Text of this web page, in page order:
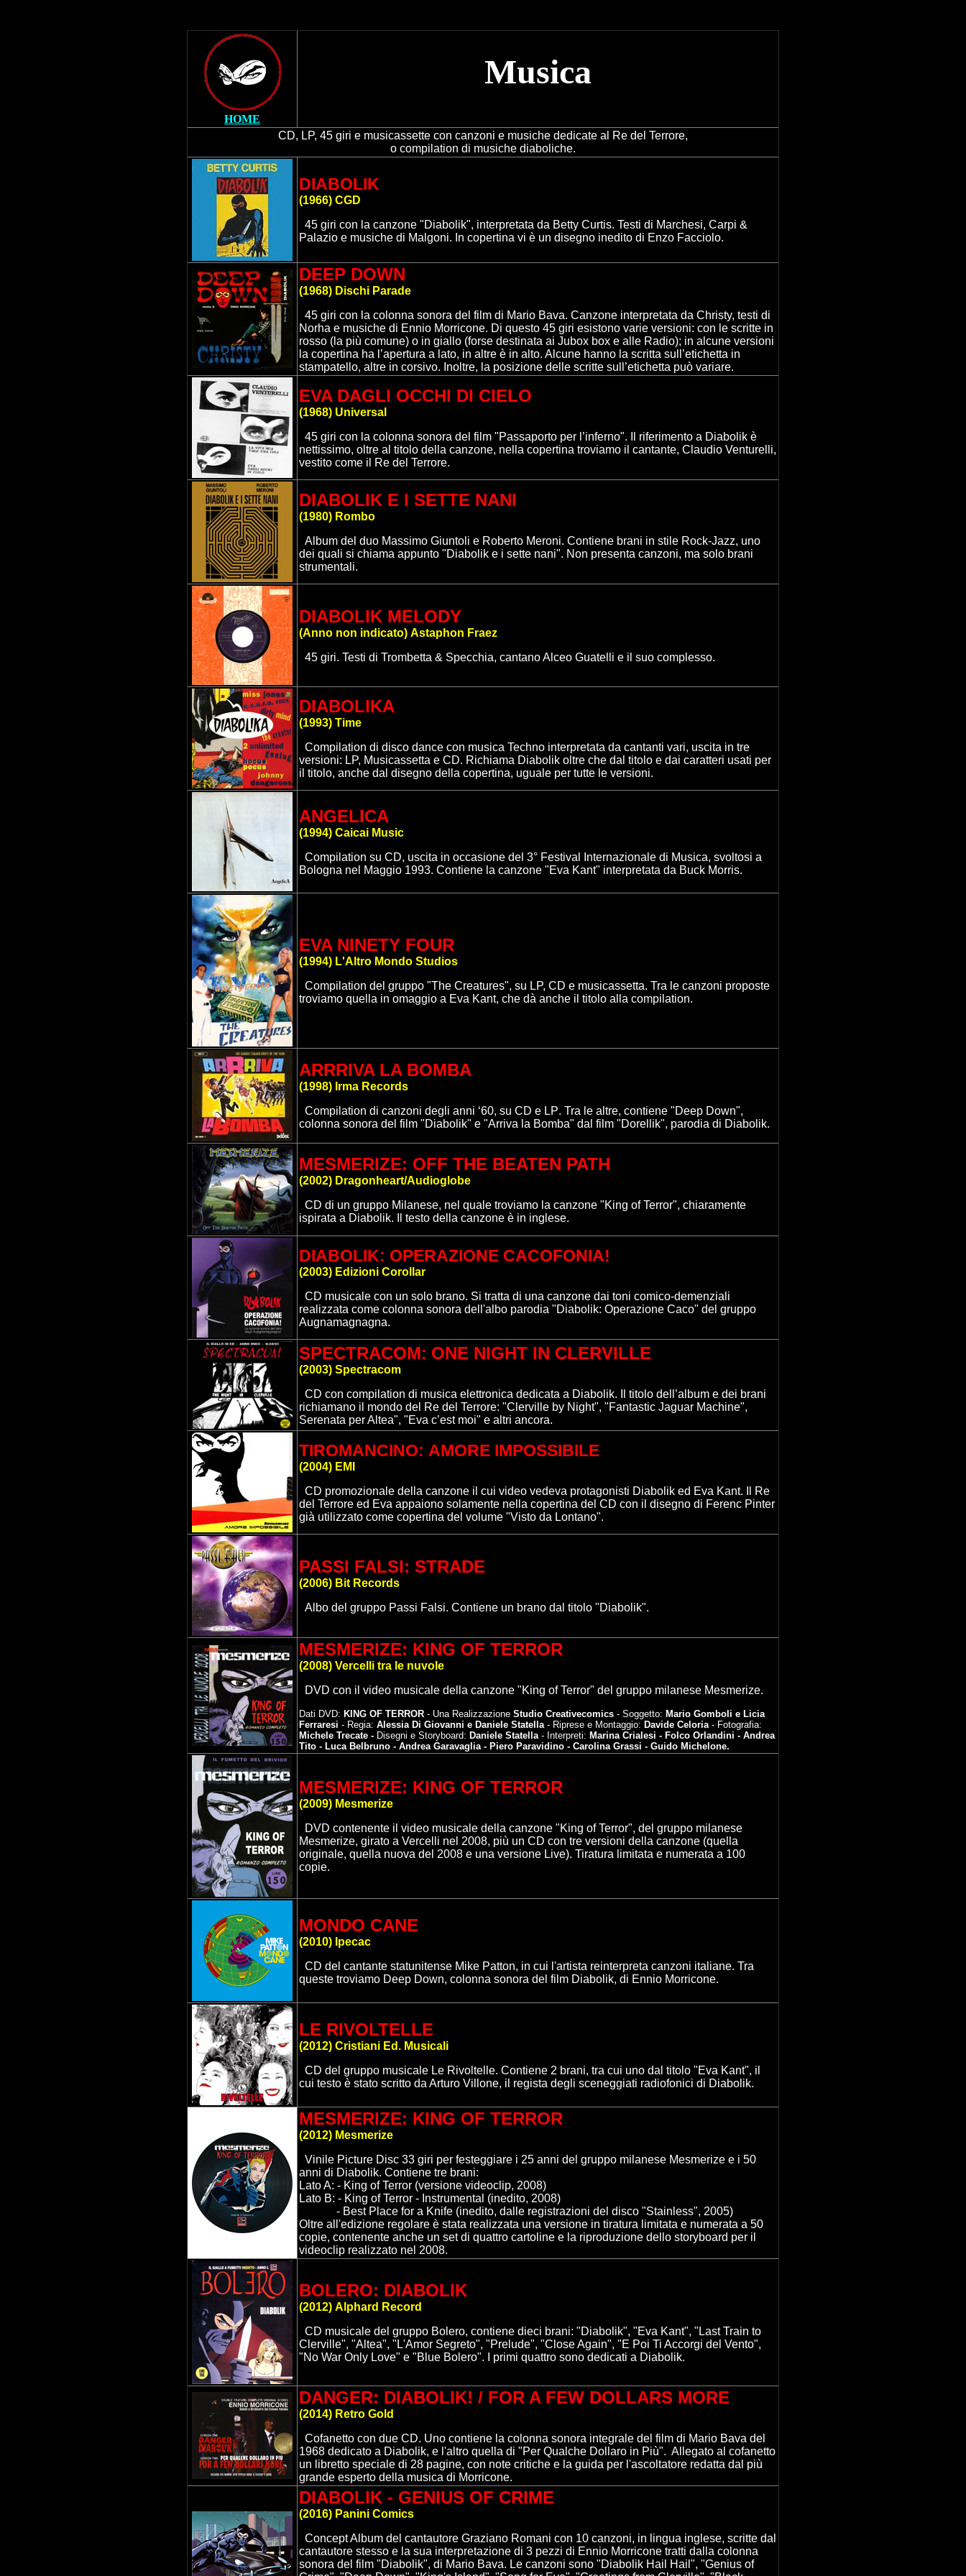
HOME
Musica
CD, LP, 45 giri e musicassette con canzoni e musiche dedicate al Re del Terrore,
o compilation di musiche diaboliche.
DIABOLIK
(1966) CGD
45 giri con la canzone "Diabolik", interpretata da Betty Curtis. Testi di Marchesi, Carpi &
Palazio e musiche di Malgoni. In copertina vi è un disegno inedito di Enzo Facciolo.
DEEP DOWN
(1968) Dischi Parade
45 giri con la colonna sonora del film di Mario Bava. Canzone interpretata da Christy, testi di
Norha e musiche di Ennio Morricone. Di questo 45 giri esistono varie versioni: con le scritte in
rosso (la più comune) o in giallo (forse destinata ai Jubox box e alle Radio); in alcune versioni
la copertina ha l’apertura a lato, in altre è in alto. Alcune hanno la scritta sull’etichetta in
stampatello, altre in corsivo. Inoltre, la posizione delle scritte sull’etichetta può variare.
EVA DAGLI OCCHI DI CIELO
(1968) Universal
45 giri con la colonna sonora del film "Passaporto per l’inferno". Il riferimento a Diabolik è
nettissimo, oltre al titolo della canzone, nella copertina troviamo il cantante, Claudio Venturelli,
vestito come il Re del Terrore.
DIABOLIK E I SETTE NANI
(1980) Rombo
Album del duo Massimo Giuntoli e Roberto Meroni. Contiene brani in stile Rock-Jazz, uno
dei quali si chiama appunto "Diabolik e i sette nani". Non presenta canzoni, ma solo brani
strumentali.
DIABOLIK MELODY
(Anno non indicato) Astaphon Fraez
45 giri. Testi di Trombetta & Specchia, cantano Alceo Guatelli e il suo complesso.
DIABOLIKA
(1993) Time
Compilation di disco dance con musica Techno interpretata da cantanti vari, uscita in tre
versioni: LP, Musicassetta e CD. Richiama Diabolik oltre che dal titolo e dai caratteri usati per
il titolo, anche dal disegno della copertina, uguale per tutte le versioni.
ANGELICA
(1994) Caicai Music
Compilation su CD, uscita in occasione del 3° Festival Internazionale di Musica, svoltosi a
Bologna nel Maggio 1993. Contiene la canzone "Eva Kant" interpretata da Buck Morris.
EVA NINETY FOUR
(1994) L'Altro Mondo Studios
Compilation del gruppo "The Creatures", su LP, CD e musicassetta. Tra le canzoni proposte
troviamo quella in omaggio a Eva Kant, che dà anche il titolo alla compilation.
ARRRIVA LA BOMBA
(1998) Irma Records
Compilation di canzoni degli anni ‘60, su CD e LP. Tra le altre, contiene "Deep Down",
colonna sonora del film "Diabolik" e "Arriva la Bomba" dal film "Dorellik", parodia di Diabolik.
MESMERIZE: OFF THE BEATEN PATH
(2002) Dragonheart/Audioglobe
CD di un gruppo Milanese, nel quale troviamo la canzone "King of Terror", chiaramente
ispirata a Diabolik. Il testo della canzone è in inglese.
DIABOLIK: OPERAZIONE CACOFONIA!
(2003) Edizioni Corollar
CD musicale con un solo brano. Si tratta di una canzone dai toni comico-demenziali
realizzata come colonna sonora dell'albo parodia "Diabolik: Operazione Caco" del gruppo
Augnamagnagna.
SPECTRACOM: ONE NIGHT IN CLERVILLE
(2003) Spectracom
CD con compilation di musica elettronica dedicata a Diabolik. Il titolo dell’album e dei brani
richiamano il mondo del Re del Terrore: "Clerville by Night", "Fantastic Jaguar Machine",
Serenata per Altea", "Eva c’est moi" e altri ancora.
TIROMANCINO: AMORE IMPOSSIBILE
(2004) EMI
CD promozionale della canzone il cui video vedeva protagonisti Diabolik ed Eva Kant. Il Re
del Terrore ed Eva appaiono solamente nella copertina del CD con il disegno di Ferenc Pinter
già utilizzato come copertina del volume "Visto da Lontano".
PASSI FALSI: STRADE
(2006) Bit Records
Albo del gruppo Passi Falsi. Contiene un brano dal titolo "Diabolik".
MESMERIZE: KING OF TERROR
(2008) Vercelli tra le nuvole
DVD con il video musicale della canzone "King of Terror" del gruppo milanese Mesmerize.
Dati DVD: KING OF TERROR - Una Realizzazione Studio Creativecomics - Soggetto: Mario Gomboli e Licia
Ferraresi - Regia: Alessia Di Giovanni e Daniele Statella- Riprese e Montaggio: Davide Celoria- Fotografia:
Michele Trecate - Disegni e Storyboard: Daniele Statella- Interpreti: Marina Crialesi - Folco Orlandini - Andrea
Tito - Luca Belbruno - Andrea Garavaglia - Piero Paravidino - Carolina Grassi - Guido Michelone.
MESMERIZE: KING OF TERROR
(2009) Mesmerize
DVD contenente il video musicale della canzone "King of Terror", del gruppo milanese
Mesmerize, girato a Vercelli nel 2008, più un CD con tre versioni della canzone (quella
originale, quella nuova del 2008 e una versione Live). Tiratura limitata e numerata a 100
copie.
MONDO CANE
(2010) Ipecac
CD del cantante statunitense Mike Patton, in cui l'artista reinterpreta canzoni italiane. Tra
queste troviamo Deep Down, colonna sonora del film Diabolik, di Ennio Morricone.
LE RIVOLTELLE
(2012) Cristiani Ed. Musicali
CD del gruppo musicale Le Rivoltelle. Contiene 2 brani, tra cui uno dal titolo "Eva Kant", il
cui testo è stato scritto da Arturo Villone, il regista degli sceneggiati radiofonici di Diabolik.
MESMERIZE: KING OF TERROR
(2012) Mesmerize
Vinile Picture Disc 33 giri per festeggiare i 25 anni del gruppo milanese Mesmerize e i 50
anni di Diabolik. Contiene tre brani:
Lato A: - King of Terror (versione videoclip, 2008)
Lato B: - King of Terror - Instrumental (inedito, 2008)
- Best Place for a Knife (inedito, dalle registrazioni del disco "Stainless", 2005)
Oltre all'edizione regolare è stata realizzata una versione in tiratura limitata e numerata a 50
copie, contenente anche un set di quattro cartoline e la riproduzione dello storyboard per il
videoclip realizzato nel 2008.
BOLERO: DIABOLIK
(2012) Alphard Record
CD musicale del gruppo Bolero, contiene dieci brani: "Diabolik", "Eva Kant", "Last Train to
Clerville", "Altea", "L'Amor Segreto", "Prelude", "Close Again", "E Poi Ti Accorgi del Vento",
"No War Only Love" e "Blue Bolero". I primi quattro sono dedicati a Diabolik.
DANGER: DIABOLIK! / FOR A FEW DOLLARS MORE
(2014) Retro Gold
Cofanetto con due CD. Uno contiene la colonna sonora integrale del film di Mario Bava del
1968 dedicato a Diabolik, e l'altro quella di "Per Qualche Dollaro in Più". Allegato al cofanetto
un libretto speciale di 28 pagine, con note critiche e la guida per l'ascoltatore redatta dal più
grande esperto della musica di Morricone.
DIABOLIK - GENIUS OF CRIME
(2016) Panini Comics
Concept Album del cantautore Graziano Romani con 10 canzoni, in lingua inglese, scritte dal
cantautore stesso e la sua interpretazione di 3 pezzi di Ennio Morricone tratti dalla colonna
sonora del film "Diabolik", di Mario Bava. Le canzoni sono "Diabolik Hail Hail", "Genius of